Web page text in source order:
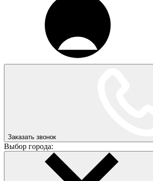
Заказать звонок
Выбор города: